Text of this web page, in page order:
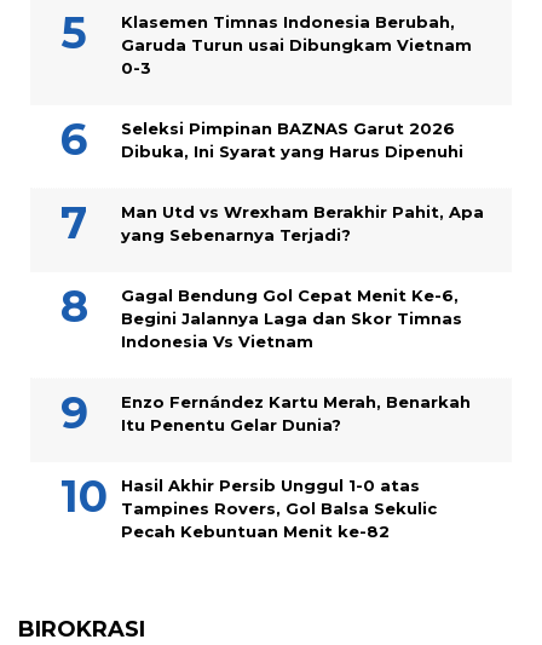
Klasemen Timnas Indonesia Berubah,
Garuda Turun usai Dibungkam Vietnam
0-3
Seleksi Pimpinan BAZNAS Garut 2026
Dibuka, Ini Syarat yang Harus Dipenuhi
Man Utd vs Wrexham Berakhir Pahit, Apa
yang Sebenarnya Terjadi?
Gagal Bendung Gol Cepat Menit Ke-6,
Begini Jalannya Laga dan Skor Timnas
Indonesia Vs Vietnam
Enzo Fernández Kartu Merah, Benarkah
Itu Penentu Gelar Dunia?
Hasil Akhir Persib Unggul 1-0 atas
Tampines Rovers, Gol Balsa Sekulic
Pecah Kebuntuan Menit ke-82
BIROKRASI